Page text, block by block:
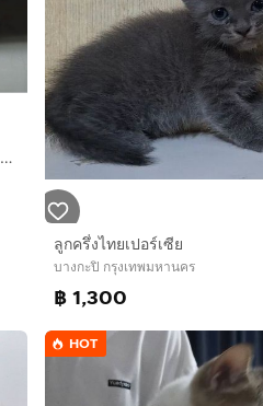
บริติช ช๊อตแฮร์ British Shorthair เพศเมีย
ลูกครึ่งไทยเปอร์เซีย
บางกะปิ กรุงเทพมหานคร
฿ 1,300
HOT